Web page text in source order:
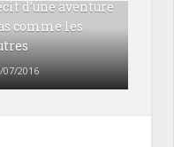
d’une aventure
comme les
07/2016